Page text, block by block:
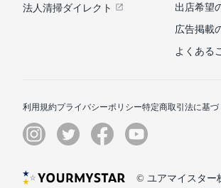
法人清掃ダイレクト
出店希望
広告掲載
よくある
利用規約プライバシーポリシー特定商取引法に基づ
© ユアマイスター